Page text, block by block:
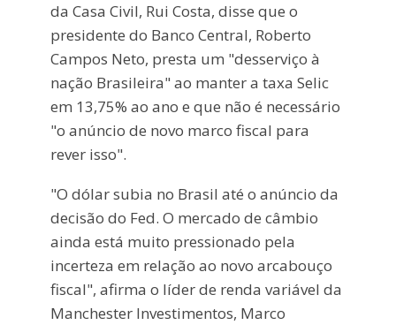
da Casa Civil, Rui Costa, disse que o
presidente do Banco Central, Roberto
Campos Neto, presta um "desserviço à
nação Brasileira" ao manter a taxa Selic
em 13,75% ao ano e que não é necessário
"o anúncio de novo marco fiscal para
rever isso".
"O dólar subia no Brasil até o anúncio da
decisão do Fed. O mercado de câmbio
ainda está muito pressionado pela
incerteza em relação ao novo arcabouço
fiscal", afirma o líder de renda variável da
Manchester Investimentos, Marco